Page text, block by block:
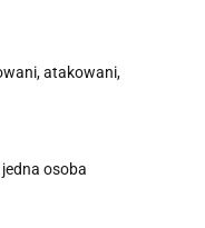
atakowani,
osoba